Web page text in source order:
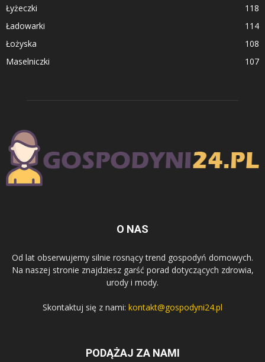
Łyżeczki
118
Ładowarki
114
Łożyska
108
Maselniczki
107
O NAS
Od lat obserwujemy silnie rosnący trend gospodyń domowych.
Na naszej stronie znajdziesz garść porad dotyczących zdrowia,
urody i mody.
Skontaktuj się z nami: kontakt@gospodyni24.pl
PODĄŻAJ ZA NAMI